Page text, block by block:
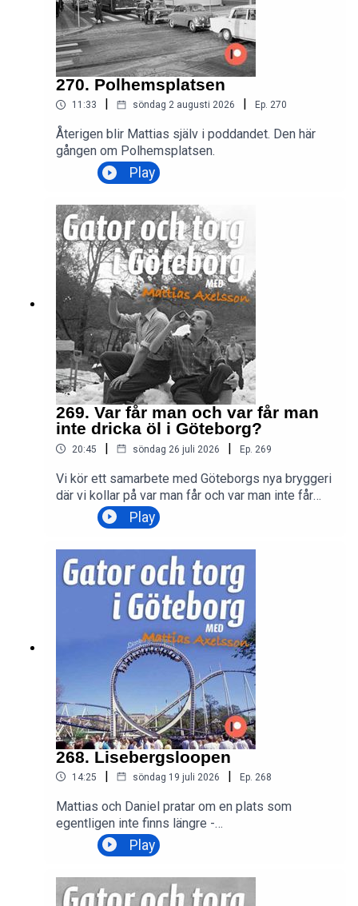
270. Polhemsplatsen
11:33 söndag 2 augusti 2026 Ep. 270
Återigen blir Mattias själv i poddandet. Den här
gången om Polhemsplatsen.
Play
269. Var får man och var får man
inte dricka öl i Göteborg?
20:45 | söndag 26 juli 2026 | Ep. 269
Vi kör ett samarbete med Göteborgs nya bryggeri
där vi kollar på var man får och var man inte får
dricka öl i Göteborg.
Play
268. Lisebergsloopen
14:25 | söndag 19 juli 2026 | Ep. 268
Mattias och Daniel pratar om en plats som
egentligen inte finns längre -
Lisebergsloopen.LitteraturLisepedia - Lisebergs
historiska uppslagsverk Loopen - in
Nagashima Spa Land (Kuwana, Mie, Japan)
Play